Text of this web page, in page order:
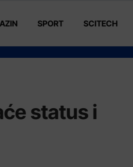
SPORT SCITECH
status i